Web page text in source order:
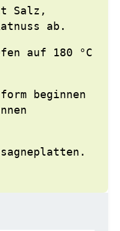
Salz,
ab.
auf 180 °C
beginnen